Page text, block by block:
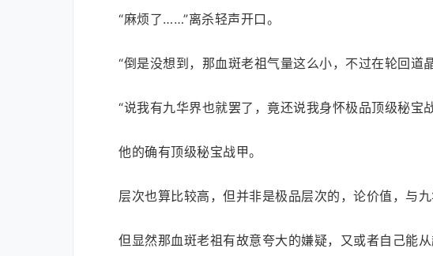
“麻烦了……”离杀轻声开口。
“倒是没想到，那血斑老祖气量这么小，不过在轮回
“说我有九华界也就罢了，竟还说我身怀极品顶级秘宝
他的确有顶级秘宝战甲。
层次也算比较高，但并非是极品层次的，论价值，与
但显然那血斑老祖有故意夸大的嫌疑，又或者自己能